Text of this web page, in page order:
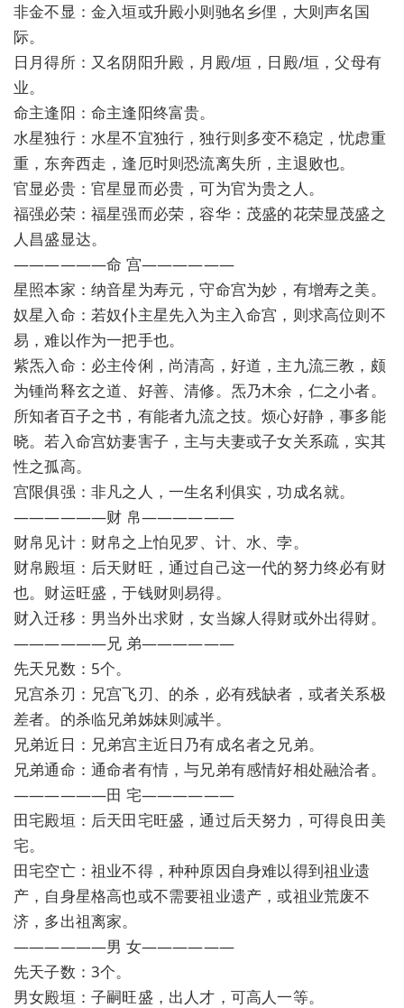
非金不显：金入垣或升殿小则驰名乡俚，大则声名国
际。
日月得所：又名阴阳升殿，月殿/垣，日殿/垣，父母有
业。
命主逢阳：命主逢阳终富贵。
水星独行：水星不宜独行，独行则多变不稳定，忧虑重
重，东奔西走，逢厄时则恐流离失所，主退败也。
官显必贵：官星显而必贵，可为官为贵之人。
福强必荣：福星强而必荣，容华：茂盛的花荣显茂盛之
人昌盛显达。
——————命 宫——————
星照本家：纳音星为寿元，守命宫为妙，有增寿之美。
奴星入命：若奴仆主星先入为主入命宫，则求高位则不
易，难以作为一把手也。
紫炁入命：必主伶俐，尚清高，好道，主九流三教，颇
为锺尚释玄之道、好善、清修。炁乃木余，仁之小者。
所知者百子之书，有能者九流之技。烦心好静，事多能
晓。若入命宫妨妻害子，主与夫妻或子女关系疏，实其
性之孤高。
宫限俱强：非凡之人，一生名利俱实，功成名就。
——————财 帛——————
财帛见计：财帛之上怕见罗、计、水、孛。
财帛殿垣：后天财旺，通过自己这一代的努力终必有财
也。财运旺盛，于钱财则易得。
财入迁移：男当外出求财，女当嫁人得财或外出得财。
——————兄 弟——————
先天兄数：5个。
兄宫杀刃：兄宫飞刃、的杀，必有残缺者，或者关系极
差者。的杀临兄弟姊妹则减半。
兄弟近日：兄弟宫主近日乃有成名者之兄弟。
兄弟通命：通命者有情，与兄弟有感情好相处融洽者。
——————田 宅——————
田宅殿垣：后天田宅旺盛，通过后天努力，可得良田美
宅。
田宅空亡：祖业不得，种种原因自身难以得到祖业遗
产，自身星格高也或不需要祖业遗产，或祖业荒废不
济，多出祖离家。
——————男 女——————
先天子数：3个。
男女殿垣：子嗣旺盛，出人才，可高人一等。